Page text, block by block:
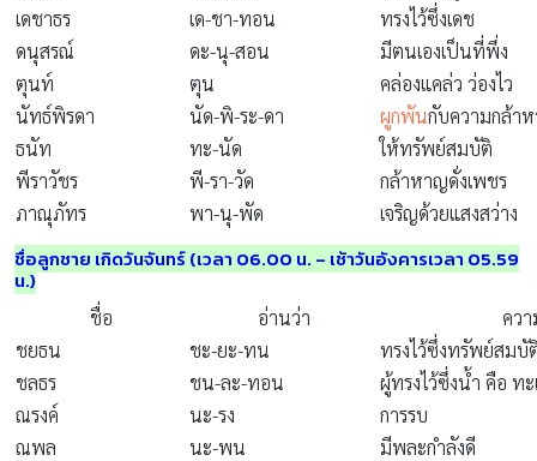
เดชาธร
เด-ชา-ทอน
ทรงไว้ซึ่งเดช
ดนุสรณ์
ดะ-นุ-สอน
มีตนเองเป็นที่พึ่ง
ตุนท์
ตุน
คล่องแคล่ว ว่องไว
นัทธ์พิรดา
นัด-พิ-ระ-ดา ผูกพันกับความกล้า
ธนัท
ทะ-นัด
ให้ทรัพย์สมบัติ
พีราวัชร
พี-รา-วัด
กล้าหาญดั่งเพชร
ภาณุภัทร
พา-นุ-พัด เจริญด้วยแสงสว่าง
ชื่อลูกชาย เกิดวันจันทร์ (เวลา 06.00 น. – เช้าวันอังคารเวลา 05.59
น.)
ชื่อ อ่านว่า
คว
ชยธน
ชะ-ยะ-ทน
ทรงไว้ซึ่งทรัพย์สมบั
ชลธร
ชน-ละ-ทอน
ผู้ทรงไว้ซึ่งน้ำ คือ ทะ
ณรงค์
นะ-รง
การรบ
ณพล
นะ-พน
มีพละกำลังดี